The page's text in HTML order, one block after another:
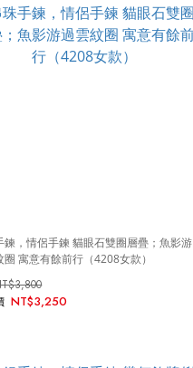
鍊，情侶手鍊 貓眼石雙圈層疊；魚影游
圈 寓意有餘前行（4208女款）
NT$3,250